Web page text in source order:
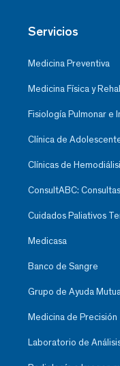
Servicios
Medicina Preventiva
Medicina Física y
Fisiología Pulmonar e
Clínica de
Clínicas de
ConsultABC:
Cuidados Paliativos
Medicasa
Banco de Sangre
Grupo de Ayuda
Medicina de Precisión
Laboratorio de